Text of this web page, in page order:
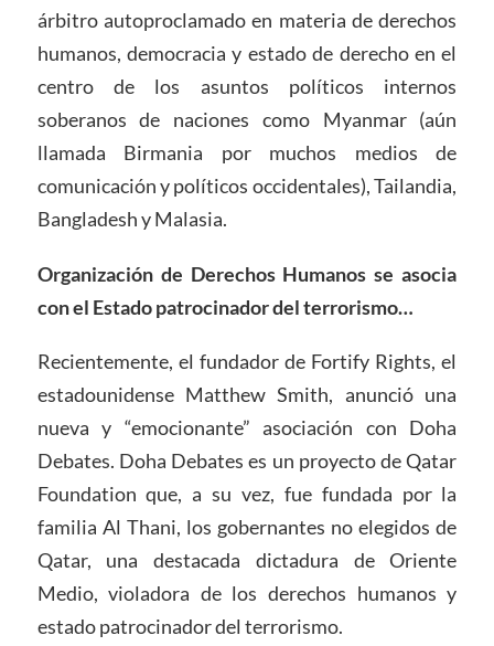
árbitro autoproclamado en materia de derechos
humanos, democracia y estado de derecho en el
centro de los asuntos políticos internos
soberanos de naciones como Myanmar (aún
llamada Birmania por muchos medios de
comunicación y políticos occidentales), Tailandia,
Bangladesh y Malasia.
Organización de Derechos Humanos se asocia
con el Estado patrocinador del terrorismo…
Recientemente, el fundador de Fortify Rights, el
estadounidense Matthew Smith, anunció una
nueva y “emocionante” asociación con Doha
Debates. Doha Debates es un proyecto de Qatar
Foundation que, a su vez, fue fundada por la
familia Al Thani, los gobernantes no elegidos de
Qatar, una destacada dictadura de Oriente
Medio, violadora de los derechos humanos y
estado patrocinador del terrorismo.